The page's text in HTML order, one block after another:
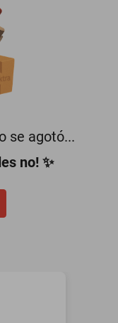
se agotó...
no! ✨